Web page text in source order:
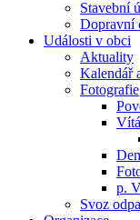
Stavební
Dopravní
Události v obci
Aktuality
Kalendář
Fotografie
p.
Svoz